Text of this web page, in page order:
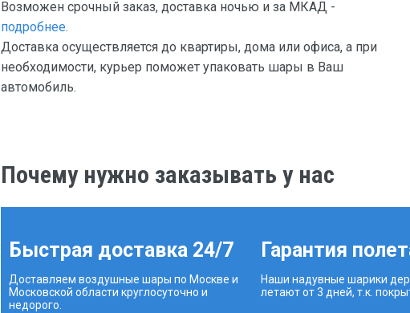
Возможен срочный заказ, доставка ночью и за МКАД -
подробнее.
Доставка осуществляется до квартиры, дома или офиса, а при
необходимости, курьер поможет упаковать шары в Ваш
автомобиль.
Почему нужно заказывать у нас
Быстрая доставка 24/7
Доставляем воздушные шары по Москве и
Московской области круглосуточно и
недорого.
Гарантия
Наши надувные шарики
летают от 3 дней, т.к.